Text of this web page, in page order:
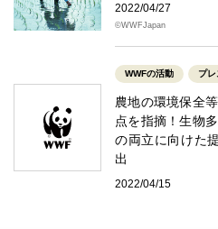
2022/04/27
©WWFJapan
WWFの活動 プ
農地の環境保全
点を指摘！生物
の両立に向けた
出
2022/04/15